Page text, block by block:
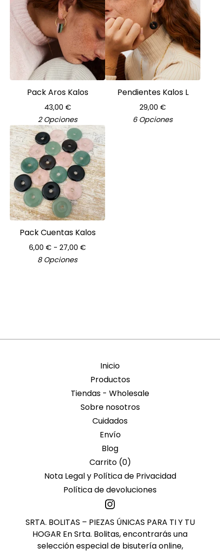
Pack Aros Kalos
43,00 €
2 Opciones
Pendientes Kalos L
29,00 €
6 Opciones
Pack Cuentas Kalos
6,00 € - 27,00 €
8 Opciones
Inicio
Productos
Tiendas - Wholesale
Sobre nosotros
Cuidados
Envío
Blog
Carrito (0)
Nota Legal y Política de Privacidad
Política de devoluciones
SRTA. BOLITAS – PIEZAS ÚNICAS PARA TI Y TU
HOGAR En Srta. Bolitas, encontrarás una
selección especial de bisutería online,